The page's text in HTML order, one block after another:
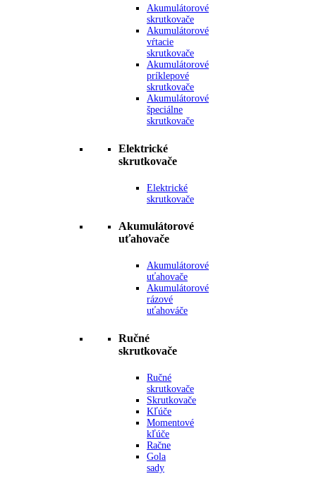
Akumulátorové
skrutkovače
Akumulátorové
vŕtacie
skrutkovače
Akumulátorové
príklepové
skrutkovače
Akumulátorové
špeciálne
skrutkovače
Elektrické
skrutkovače
Elektrické
skrutkovače
Akumulátorové
uťahovače
Akumulátorové
uťahovače
Akumulátorové
rázové
uťahováče
Ručné
skrutkovače
Ručné
skrutkovače
Skrutkovače
Kľúče
Momentové
kľúče
Račne
Gola
sady